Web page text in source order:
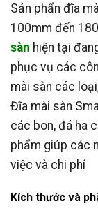
Sản phẩn đĩa
100mm đến
sàn hiện tại
phục vụ các
mài sàn các
Đĩa mài sàn
các bon, đá ha
phẩm giúp các
việc và chi phí
Kích thước và